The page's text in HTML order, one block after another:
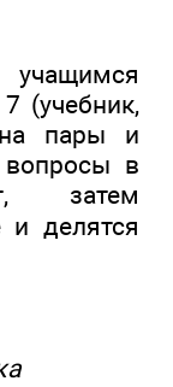
(учебник,
пары и
в
затем
делятся